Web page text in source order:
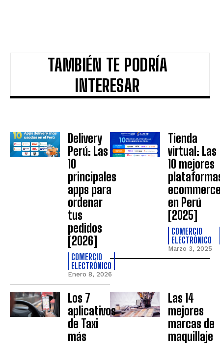
TAMBIÉN TE PODRÍA
INTERESAR
Delivery
Perú: Las
10
principales
apps para
ordenar
tus
pedidos
[2026]
COMERCIO
ELECTRÓNICO
Enero 8, 2026
Tienda
virtual: Las
10 mejores
en Perú
[2025]
COMERCIO
ELECTRÓNICO
Marzo 3, 2025
Los 7
aplicativos
de Taxi
más
Las 14
mejores
marcas de
maquillaje